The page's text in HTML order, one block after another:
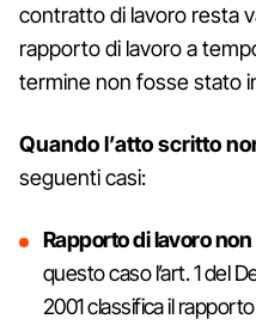
contratto di lavoro resta
rapporto di lavoro a
termine non fosse stato
Quando l’atto scritto
seguenti casi:
Rapporto di lavoro
questo caso l’art. 1 del
2001 classifica il